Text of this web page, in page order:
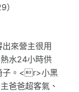
來營主很用
水24小時供
子。<r>小黑
爸爸超客氣、